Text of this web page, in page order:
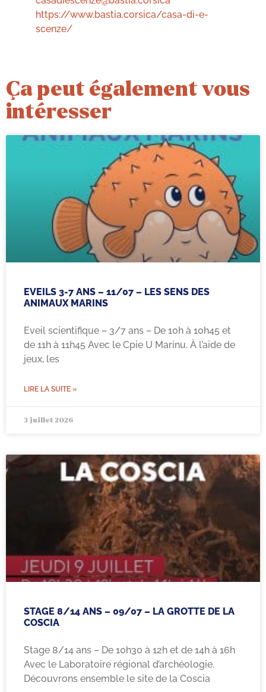
https://www.bastia.corsica/casa-di-e-
scenze/
Ça peut également vous
intéresser
EVEILS 3-7 ANS – 11/07 – LES SENS DES
ANIMAUX MARINS
Eveil scientifique – 3/7 ans – De 10h à 10h45 et
de 11h à 11h45 Avec le Cpie U Marinu. À l’aide de
jeux, les
LIRE LA SUITE »
3 juillet 2026
STAGE 8/14 ANS – 09/07 – LA GROTTE DE LA
COSCIA
Stage 8/14 ans – De 10h30 à 12h et de 14h à 16h
Avec le Laboratoire régional d’archéologie.
Découvrons ensemble le site de la Coscia